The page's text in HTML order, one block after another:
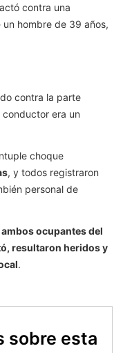
contra una
un hombre de 39 años,
contra la parte
conductor era un
choque
, y todos registraron
personal de
ambos ocupantes del
resultaron heridos y
.
sobre esta